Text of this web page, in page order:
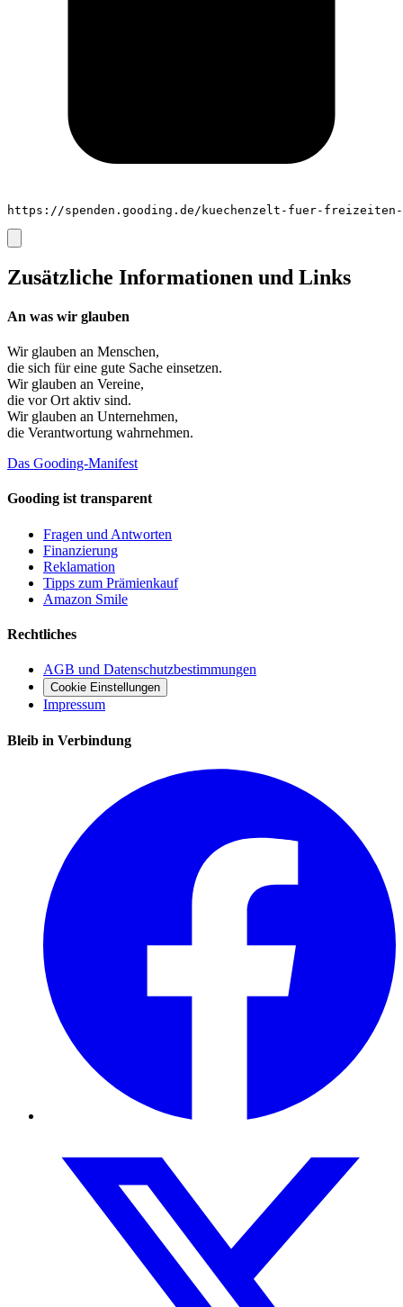
https://spenden.gooding.de/kuechenzelt-fuer-freizeiten-
Zusätzliche Informationen und Links
An was wir glauben
Wir glauben an Menschen,
die sich für eine gute Sache einsetzen.
Wir glauben an Vereine,
die vor Ort aktiv sind.
Wir glauben an Unternehmen,
die Verantwortung wahrnehmen.
Das Gooding-Manifest
Gooding ist transparent
Fragen und Antworten
Finanzierung
Reklamation
Tipps zum Prämienkauf
Amazon Smile
Rechtliches
AGB und Datenschutzbestimmungen
Cookie Einstellungen
Impressum
Bleib in Verbindung